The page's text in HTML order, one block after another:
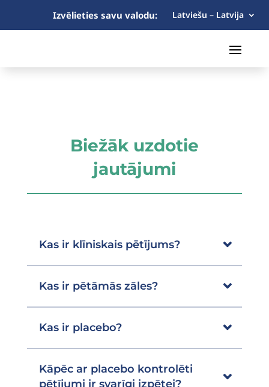
Izvēlieties savu valodu: Latviešu – Latvija
Biežāk uzdotie
jautājumi
Kas ir klīniskais pētījums?
Kas ir pētāmās zāles?
Kas ir placebo?
Kāpēc ar placebo kontrolēti
pētījumi ir svarīgi izpētei?